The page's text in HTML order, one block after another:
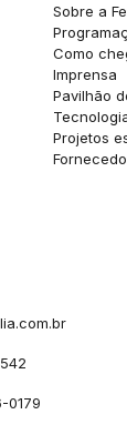
Sobre a
Como
Imprensa
Pavilhão
Projetos
0179